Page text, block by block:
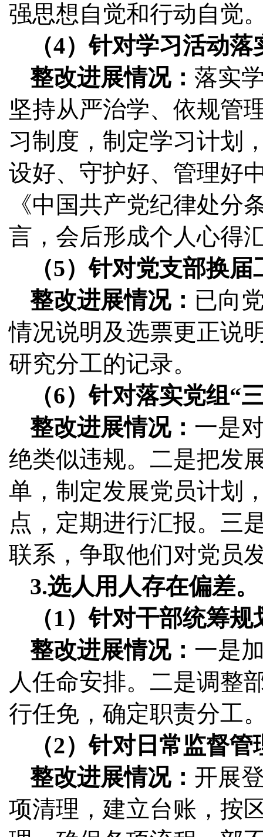
强思想自觉和行动自觉
（4）针对学习活动
整改进展情况： 落实
坚持从严治学、依规管
习制度，制定学习计划
设好、守护好、管理好
《中国共产党纪律处分
言，会后形成个人心得
（5）针对党支部换
整改进展情况： 已向
情况说明及选票更正说
研究分工的记录。
（6）针对落实党组“
整改进展情况： 一是
绝类似违规。二是把发
单，制定发展党员计划
点，定期进行汇报。三
联系，争取他们对党员
3.选人用人存在偏差。
（1）针对干部统筹
整改进展情况： 一是
人任命安排。二是调整
行任免，确定职责分工
（2）针对日常监督
整改进展情况： 开展
项清理，建立台账，按